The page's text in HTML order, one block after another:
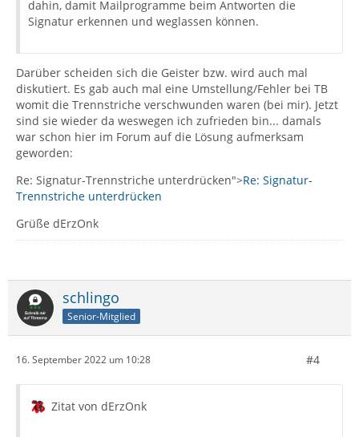
dahin, damit Mailprogramme beim Antworten die
Signatur erkennen und weglassen können.
Darüber scheiden sich die Geister bzw. wird auch mal
diskutiert. Es gab auch mal eine Umstellung/Fehler bei TB
womit die Trennstriche verschwunden waren (bei mir). Jetzt
sind sie wieder da weswegen ich zufrieden bin... damals
war schon hier im Forum auf die Lösung aufmerksam
geworden:
Re: Signatur-Trennstriche unterdrücken">Re: Signatur-
Trennstriche unterdrücken
Grüße dErzOnk
schlingo
Senior-Mitglied
16. September 2022 um 10:28 #4
Zitat von dErzOnk